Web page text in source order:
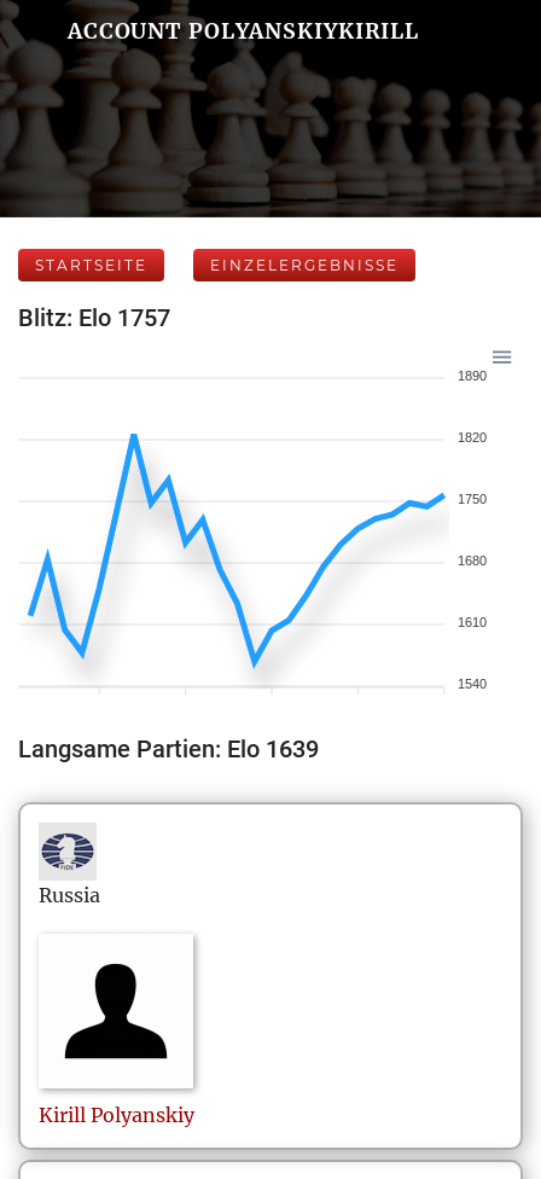
ACCOUNT POLYANSKIYKIRILL
STARTSEITE EINZELERGEBNISSE
Blitz: Elo 1757
1890
1820
1750
1680
1610
1540
Langsame Partien: Elo 1639
Russia
Kirill Polyanskiy